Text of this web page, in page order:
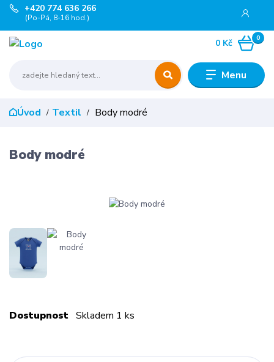
Menu
+420 774 636 266
(Po-Pá, 8-16 hod.)
0
0 Kč
Úvod Textil Body modré
Body modré
Dostupnost Skladem 1 ks